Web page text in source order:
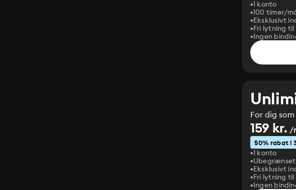
1 konto
100 timer/
Eksklusivt
Fri lytning
Ingen
For dig
159 kr. /
50% rabat i
1 konto
Eksklusivt
Fri lytning
Ingen